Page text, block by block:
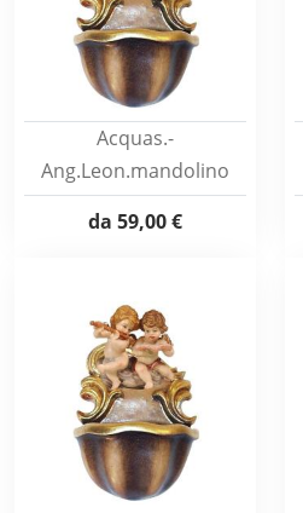
Acquas.-
Ang.Leon.mandolino
da 59,00 €